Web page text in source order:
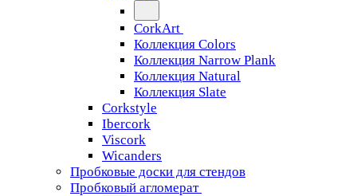
CorkArt
Коллекция Colors
Коллекция Narrow Plank
Коллекция Natural
Коллекция Slate
Corkstyle
Ibercork
Viscork
Wicanders
Пробковые доски для стендов
Пробковый агломерат